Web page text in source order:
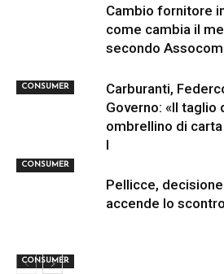
CONSUMER
Cambio fornitore
come cambia il
secondo
CONSUMER
Carburanti,
Governo: «Il taglio
ombrellino di
I
CONSUMER
Pellicce,
accende lo